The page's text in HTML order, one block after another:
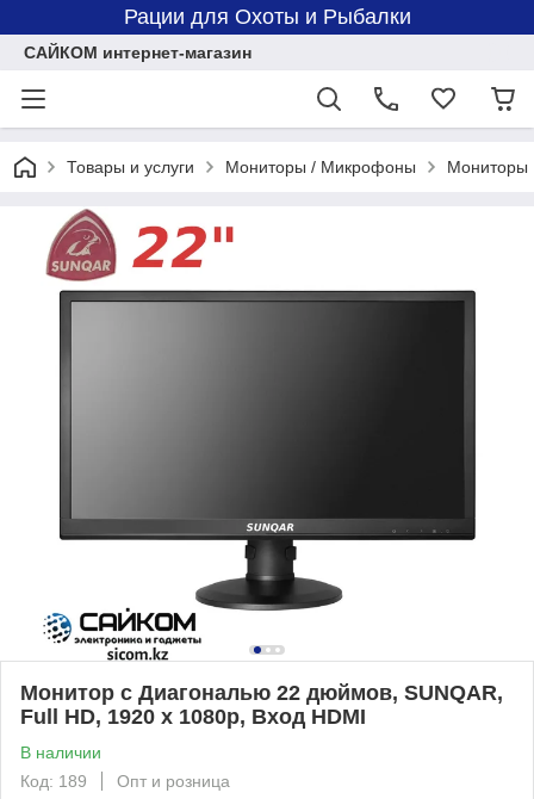
Рации для Охоты и Рыбалки
САЙКОМ интернет-магазин
Товары и услуги Мониторы / Микрофоны Мониторы
Монитор с Диагональю 22 дюймов, SUNQAR,
Full HD, 1920 х 1080p, Вход HDMI
В наличии
Код: 189
Опт и розница